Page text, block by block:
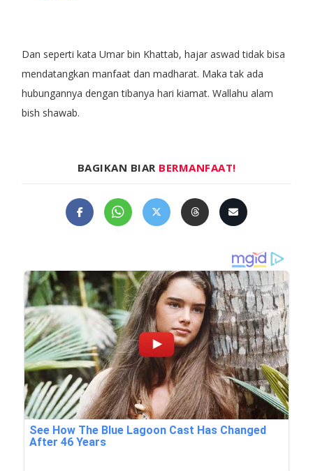
Dan seperti kata Umar bin Khattab, hajar aswad tidak bisa
mendatangkan manfaat dan madharat. Maka tak ada
hubungannya dengan tibanya hari kiamat. Wallahu alam
bish shawab.
BAGIKAN BIAR BERMANFAAT!